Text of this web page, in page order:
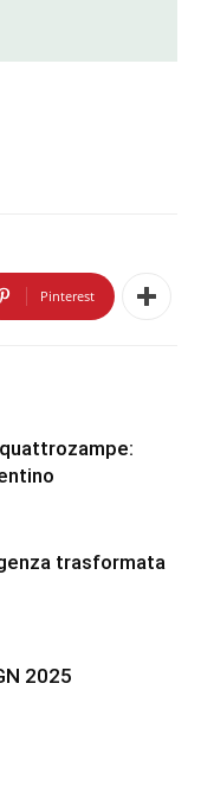
Pinterest
trasformata
2025